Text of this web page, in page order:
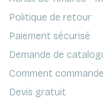
Politique de retour
Paiement sécurisé
Demande de
Comment
Devis gratuit